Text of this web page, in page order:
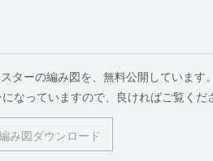
ターの編み図を、無料公開しています。
なっていますので、良ければご覧くだ
み図ダウンロード